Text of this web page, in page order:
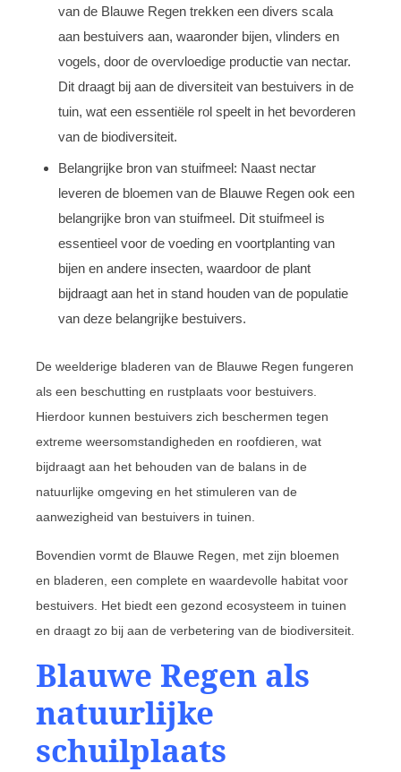
van de Blauwe Regen trekken een divers scala
aan bestuivers aan, waaronder bijen, vlinders en
vogels, door de overvloedige productie van nectar.
Dit draagt bij aan de diversiteit van bestuivers in de
tuin, wat een essentiële rol speelt in het bevorderen
van de biodiversiteit.
Belangrijke bron van stuifmeel: Naast nectar
leveren de bloemen van de Blauwe Regen ook een
belangrijke bron van stuifmeel. Dit stuifmeel is
essentieel voor de voeding en voortplanting van
bijen en andere insecten, waardoor de plant
bijdraagt aan het in stand houden van de populatie
van deze belangrijke bestuivers.
De weelderige bladeren van de Blauwe Regen fungeren
als een beschutting en rustplaats voor bestuivers.
Hierdoor kunnen bestuivers zich beschermen tegen
extreme weersomstandigheden en roofdieren, wat
bijdraagt aan het behouden van de balans in de
natuurlijke omgeving en het stimuleren van de
aanwezigheid van bestuivers in tuinen.
Bovendien vormt de Blauwe Regen, met zijn bloemen
en bladeren, een complete en waardevolle habitat voor
bestuivers. Het biedt een gezond ecosysteem in tuinen
en draagt zo bij aan de verbetering van de biodiversiteit.
Blauwe Regen als
natuurlijke
schuilplaats